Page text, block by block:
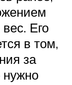
Его
в том,
за
нужно